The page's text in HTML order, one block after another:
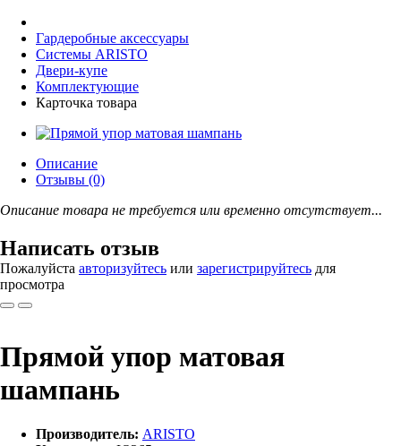
Гардеробные аксессуары
Системы ARISTO
Двери-купе
Комплектующие
Карточка товара
Описание
Отзывы (0)
Описание товара не требуется или временно отсутствует...
Написать отзыв
Пожалуйста авторизуйтесь или зарегистрируйтесь для
просмотра
Прямой упор матовая
шампань
Производитель: ARISTO